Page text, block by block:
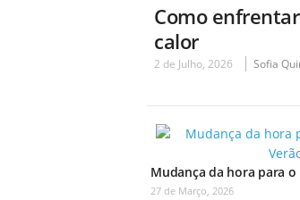
Como
calor
2 de Julho, 2026 Sofia
Mudança da hora para
27 de Março, 2026